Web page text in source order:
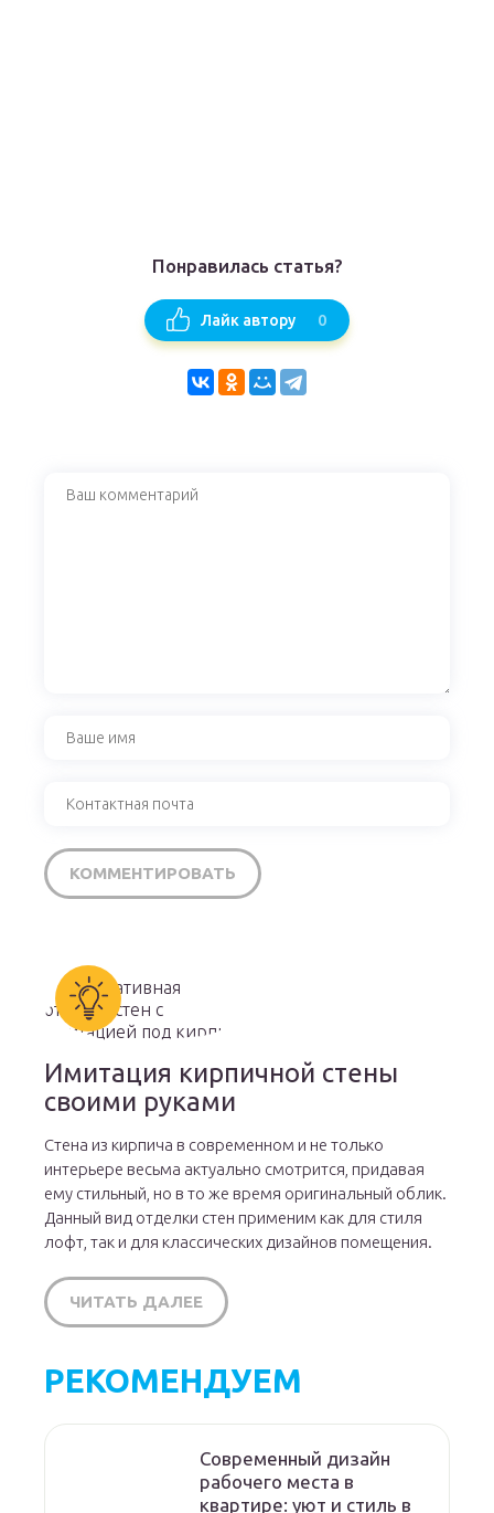
Понравилась статья?
Лайк автору 0
Имитация кирпичной стены
своими руками
Стена из кирпича в современном и не только
интерьере весьма актуально смотрится, придавая
ему стильный, но в то же время оригинальный облик.
Данный вид отделки стен применим как для стиля
лофт, так и для классических дизайнов помещения.
ЧИТАТЬ ДАЛЕЕ
РЕКОМЕНДУЕМ
Современный дизайн
рабочего места в
квартире: уют и стиль в